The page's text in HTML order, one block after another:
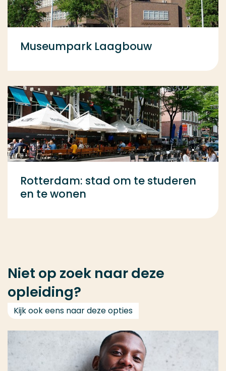
Museumpark Laagbouw
Rotterdam: stad om te studeren
en te wonen
Niet op zoek naar deze
opleiding?
Kijk ook eens naar deze opties